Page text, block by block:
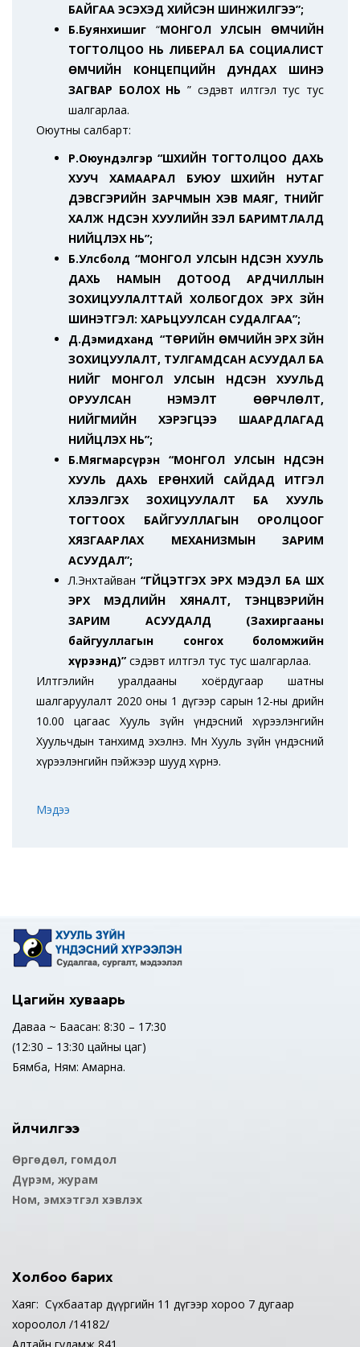
БАЙГАА ЭСЭХЭД ХИЙСЭН ШИНЖИЛГЭЭ”;
Б.Буянхишиг “МОНГОЛ УЛСЫН ӨМЧИЙН
ТОГТОЛЦОО НЬ ЛИБЕРАЛ БА СОЦИАЛИСТ
ӨМЧИЙН
КОНЦЕПЦИЙН ДУНДАХ ШИНЭ
ЗАГВАР БОЛОХ НЬ ” сэдэвт илтгэл тус тус
шалгарлаа.
Оюутны салбарт:
Р.Оюундэлгэр “ШҮҮХИЙН ТОГТОЛЦОО ДАХЬ
ХУУЧ ХАМААРАЛ БУЮУ ШҮҮХИЙН НУТАГ
ДЭВСГЭРИЙН ЗАРЧМЫН ХЭВ МАЯГ, ТҮҮНИЙГ
ХАЛЖ ҮНДСЭН ХУУЛИЙН ҮЗЭЛ БАРИМТЛАЛД
НИЙЦҮҮЛЭХ НЬ”;
Б.Улсболд “МОНГОЛ УЛСЫН ҮНДСЭН ХУУЛЬ
ДАХЬ НАМЫН ДОТООД АРДЧИЛЛЫН
ЗОХИЦУУЛАЛТТАЙ ХОЛБОГДОХ ЭРХ ЗҮЙН
ШИНЭТГЭЛ: ХАРЬЦУУЛСАН СУДАЛГАА”;
Д.Дэмидханд “ТӨРИЙН ӨМЧИЙН ЭРХ ЗҮЙН
ЗОХИЦУУЛАЛТ, ТУЛГАМДСАН АСУУДАЛ БА
ҮҮНИЙГ МОНГОЛ УЛСЫН ҮНДСЭН ХУУЛЬД
ОРУУЛСАН НЭМЭЛТ ӨӨРЧЛӨЛТ,
НИЙГМИЙН ХЭРЭГЦЭЭ ШААРДЛАГАД
НИЙЦҮҮЛЭХ НЬ”;
Б.Мягмарсүрэн “МОНГОЛ УЛСЫН ҮНДСЭН
ХУУЛЬ ДАХЬ ЕРӨНХИЙ САЙДАД ИТГЭЛ
ХҮЛЭЭЛГЭХ ЗОХИЦУУЛАЛТ БА ХУУЛЬ
ТОГТООХ БАЙГУУЛЛАГЫН ОРОЛЦООГ
ХЯЗГААРЛАХ МЕХАНИЗМЫН ЗАРИМ
АСУУДАЛ”;
Л.Энхтайван “ГҮЙЦЭТГЭХ ЭРХ МЭДЭЛ БА ШҮҮХ
ЭРХ МЭДЛИЙН ХЯНАЛТ, ТЭНЦВЭРИЙН
ЗАРИМ АСУУДАЛД (Захиргааны
байгууллагын сонгох боломжийн
хүрээнд)” сэдэвт илтгэл тус тус шалгарлаа.
Илтгэлийн уралдааны хоёрдугаар шатны
шалгаруулалт 2020 оны 1 дүгээр сарын 12-ны өдрийн
10.00 цагаас Хууль зүйн үндэсний хүрээлэнгийн
Хуульчдын танхимд эхэлнэ. Мөн Хууль зүйн үндэсний
хүрээлэнгийн пэйжээр шууд хүрнэ.
Мэдээ
Цагийн хуваарь
Даваа ~ Баасан: 8:30 – 17:30
(12:30 – 13:30 цайны цаг)
Бямба, Ням: Амарна.
Үйлчилгээ
Өргөдөл, гомдол
Дүрэм, журам
Ном, эмхэтгэл хэвлэх
Холбоо барих
Хаяг: Сүхбаатар дүүргийн 11 дүгээр хороо 7 дугаар
хороолол /14182/